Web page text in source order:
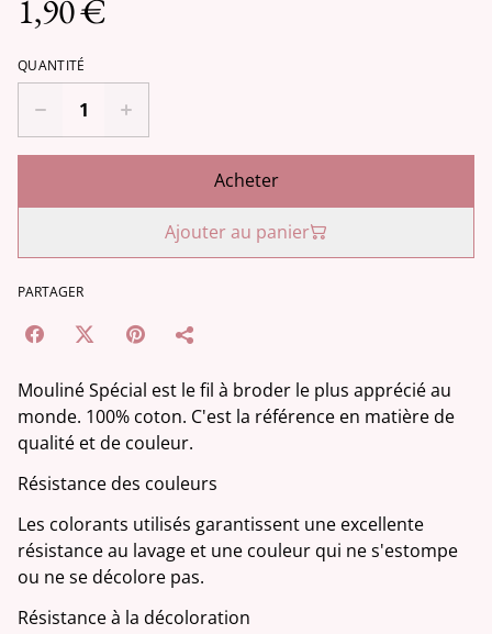
1,90 €
QUANTITÉ
Acheter
Ajouter au panier
PARTAGER
Mouliné Spécial est le fil à broder le plus apprécié au
monde. 100% coton. C'est la référence en matière de
qualité et de couleur.
Résistance des couleurs
Les colorants utilisés garantissent une excellente
résistance au lavage et une couleur qui ne s'estompe
ou ne se décolore pas.
Résistance à la décoloration